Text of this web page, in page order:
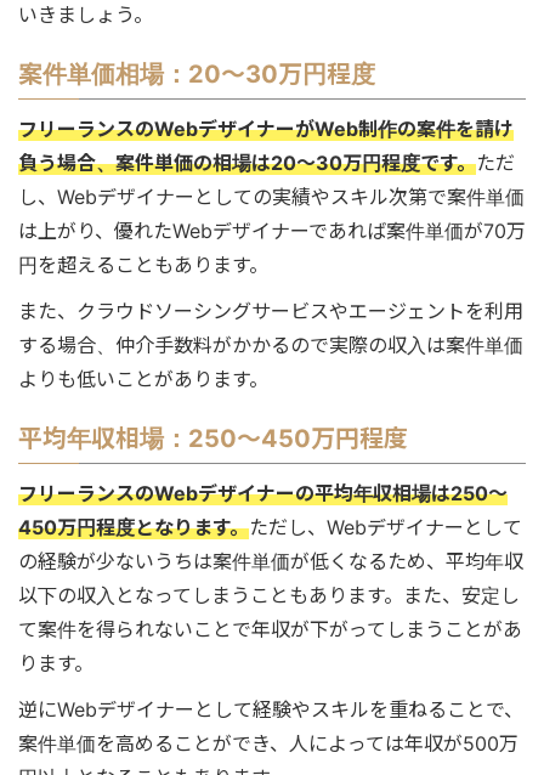
いきましょう。
案件単価相場：20〜30万円程度
フリーランスのWebデザイナーがWeb制作の案件を請け
負う場合、案件単価の相場は20〜30万円程度です。ただ
し、Webデザイナーとしての実績やスキル次第で案件単価
は上がり、優れたWebデザイナーであれば案件単価が70万
円を超えることもあります。
また、クラウドソーシングサービスやエージェントを利用
する場合、仲介手数料がかかるので実際の収入は案件単価
よりも低いことがあります。
平均年収相場：250～450万円程度
フリーランスのWebデザイナーの平均年収相場は250～
450万円程度となります。ただし、Webデザイナーとして
の経験が少ないうちは案件単価が低くなるため、平均年収
以下の収入となってしまうこともあります。また、安定し
て案件を得られないことで年収が下がってしまうことがあ
ります。
逆にWebデザイナーとして経験やスキルを重ねることで、
案件単価を高めることができ、人によっては年収が500万